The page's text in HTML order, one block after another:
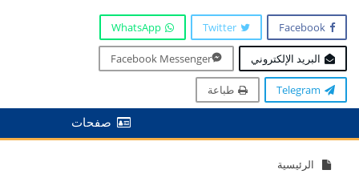
Facebook
Twitter
WhatsApp
البريد الإلكتروني Facebook Messenger
Telegram طباعة
صفحات
الرئيسية